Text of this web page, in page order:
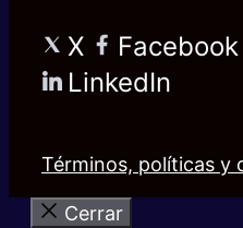
X Facebook
LinkedIn
Términos, políticas y
Cerrar